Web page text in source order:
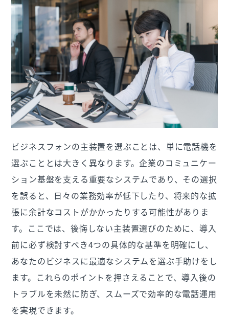
ビジネスフォンの主装置を選ぶことは、単に電話機を
選ぶこととは大きく異なります。企業のコミュニケー
ション基盤を支える重要なシステムであり、その選択
を誤ると、日々の業務効率が低下したり、将来的な拡
張に余計なコストがかかったりする可能性がありま
す。ここでは、後悔しない主装置選びのために、導入
前に必ず検討すべき4つの具体的な基準を明確にし、
あなたのビジネスに最適なシステムを選ぶ手助けをし
ます。これらのポイントを押さえることで、導入後の
トラブルを未然に防ぎ、スムーズで効率的な電話運用
を実現できます。